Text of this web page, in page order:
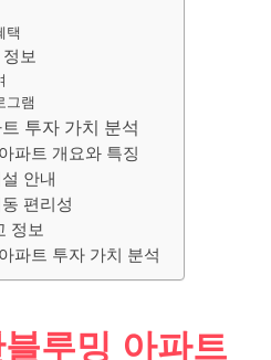
택
보
그램
투자 가치 분석
파트 개요와 특징
안내
편리성
정보
파트 투자 가치 분석
루밍 아파트